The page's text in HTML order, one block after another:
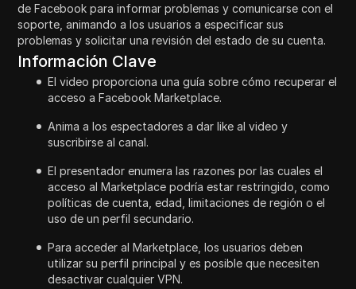
de Facebook para informar problemas y comunicarse con el
soporte, animando a los usuarios a especificar sus
problemas y solicitar una revisión del estado de su cuenta.
Información Clave
El video proporciona una guía sobre cómo recuperar el
acceso a Facebook Marketplace.
Anima a los espectadores a dar like al video y
suscribirse al canal.
El presentador enumera las razones por las cuales el
acceso al Marketplace podría estar restringido, como
políticas de cuenta, edad, limitaciones de región o el
uso de un perfil secundario.
Para acceder al Marketplace, los usuarios deben
utilizar su perfil principal y es posible que necesiten
desactivar cualquier VPN.